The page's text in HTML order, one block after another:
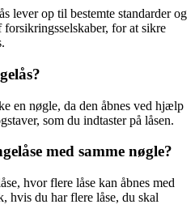
lever op til bestemte standarder og
for at sikre
en nøgle, da den åbnes ved hjælp
som du indtaster på låsen.
med samme nøgle?
hvor flere låse kan åbnes med
hvis du har flere låse, du skal